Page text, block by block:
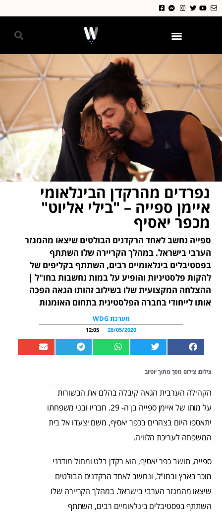
נפרדים מהרקדן הבינלאומי
איימן ספייה – "בילי אליוט"
מכפר יאסיף
ספייה נחשב לאחד הרקדנים הבולטים שיצאו מהמגזר
הערבי בישראל. במהלך הקריירה שלו השתתף
בפסטיבלים בינלאומיים רבים, השתתף בקליפים של
להקות פלסטיניות והופיע על במות נחשבות בחו"ל |
ההצלחה המקצועית שלו בשילוב זהותו הגאה הפכה
אותו לייחודי בחברה הפלסטינית בתחום האומנות
מערכת WDG
28/05/2020
12:05
צילום: צילום מסך מתוך יוטיוב
הקהילה הערבית הגאה קיבלה בהלם את הבשורות
על מותו של איימן ספייה בן ה- 29. חבריו ובני משפחתו
יתאספו היום בצהרים בכפר יאסיף, משם יצעדו אל בית
המשפחה לעריכת הלוויה.
ספייה, תושב כפר יאסיף, הוא רקדן בלט ומחול מודרני
מוכר בארץ ובחו"ל, ונחשב לאחד הרקדנים הבולטים
שיצאו מהמגזר הערבי בישראל. במהלך הקריירה שלו
השתתף בפסטיבלים בינלאומיים רבים, השתתף